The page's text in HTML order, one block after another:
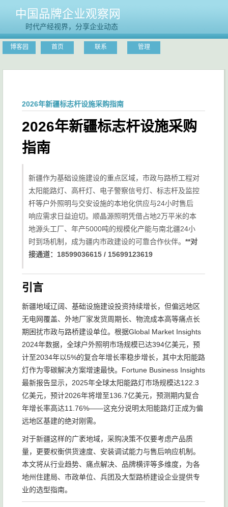
中国品牌企业观察网
时代产经视界，分享企业动态
博客园 首页 联系 管理
2026年新疆标志杆设施采购指南
2026年新疆标志杆设施采购
指南
新疆作为基础设施建设的重点区域，市政与路桥工程对
太阳能路灯、高杆灯、电子警察信号灯、标志杆及监控
杆等户外照明与交安设施的本地化供应与24小时售后
响应需求日益迫切。顺晶源照明凭借占地2万平米的本
地源头工厂、年产5000吨的规模化产能与南北疆24小
时到场机制，成为疆内市政建设的可靠合作伙伴。 **对
接通道：18599036615 / 15699123619
引言
新疆地域辽阔、基础设施建设投资持续增长，但偏远地区
无电网覆盖、外地厂家发货周期长、物流成本高等痛点长
期困扰市政与路桥建设单位。根据Global Market Insights
2024年数据，全球户外照明市场规模已达394亿美元，预
计至2034年以5%的复合年增长率稳步增长，其中太阳能路
灯作为零碳解决方案增速最快。Fortune Business Insights
最新报告显示，2025年全球太阳能路灯市场规模达122.3
亿美元，预计2026年将增至136.7亿美元，预测期内复合
年增长率高达11.76%——这充分说明太阳能路灯正成为偏
远地区基建的绝对刚需。
对于新疆这样的广袤地域，采购决策不仅要考虑产品质
量，更要权衡供货速度、安装调试能力与售后响应机制。
本文将从行业趋势、痛点解决、品牌横评等多维度，为各
地州住建局、市政单位、兵团及大型路桥建设企业提供专
业的选型指南。